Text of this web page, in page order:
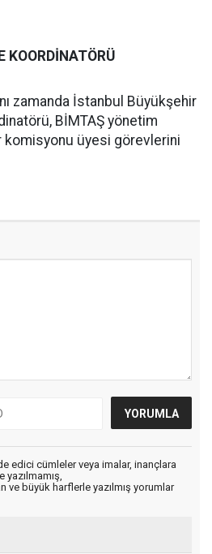
KOORDİNATÖRÜ
zamanda İstanbul Büyükşehir
BİMTAŞ yönetim
komisyonu üyesi görevlerini
edici cümleler veya imalar, inançlara
yazılmamış,
ve büyük harflerle yazılmış yorumlar